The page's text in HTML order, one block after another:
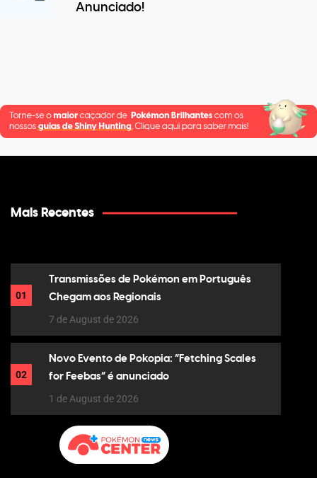
Anunciado!
Mais Recentes
01
Transmissões de Pokémon em Português
Chegam aos Regionais
7 de August de 2026
02
Novo Evento de Pokopia: “Fetching Scales
for Feebas” é anunciado
1 de August de 2026